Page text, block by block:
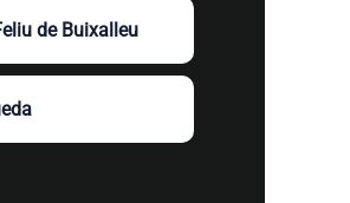
de Buixalleu